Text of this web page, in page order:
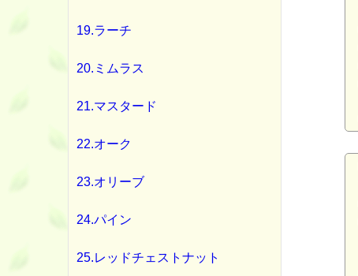
19.ラーチ
20.ミムラス
21.マスタード
22.オーク
23.オリーブ
24.パイン
25.レッドチェストナット